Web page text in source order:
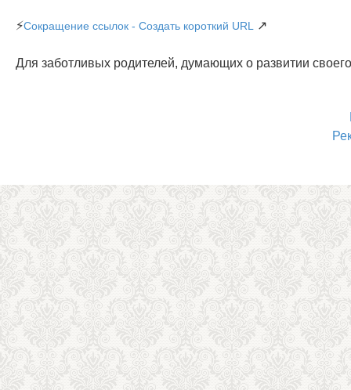
⚡Сокращение ссылок - Создать короткий URL ↗
Для заботливых родителей, думающих о развитии